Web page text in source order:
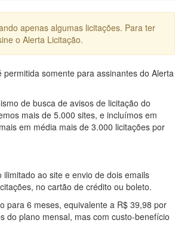
apenas algumas licitações. Para ter
o Alerta Licitação.
somente para assinantes do Alerta
de busca de avisos de licitação do
mais de 5.000 sites, e incluímos em
em média mais de 3.000 licitações por
ilimitado ao site e envio de dois emails
no cartão de crédito ou boleto.
para 6 meses, equivalente a R$ 39,98 por
do plano mensal, mas com custo-benefício